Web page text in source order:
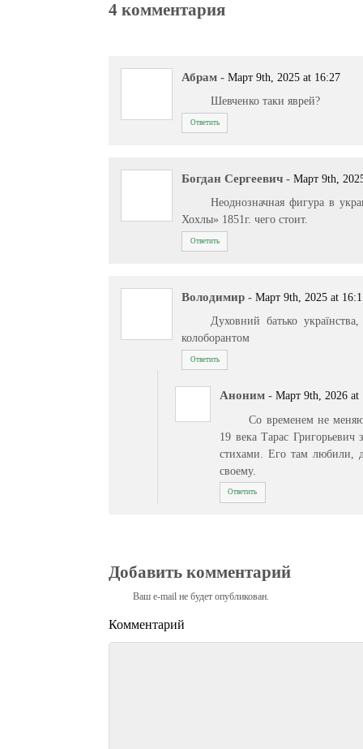
4 комментария
Абрам - Март 9th, 2025 at 16:27
Шевченко таки яврей?
Ответить
Богдан Сергеевич - Март 9th,
Неоднозначная фигура в
Хохлы» 1851г. чего стоит.
Ответить
Володимир - Март 9th, 2025 at
Духовний батько
колоборантом
Ответить
Аноним - Март 9th, 2026 at
Со временем не
19 века Тарас
стихами. Его там любили,
своему.
Ответить
Добавить комментарий
Ваш e-mail не будет опубликован.
Комментарий